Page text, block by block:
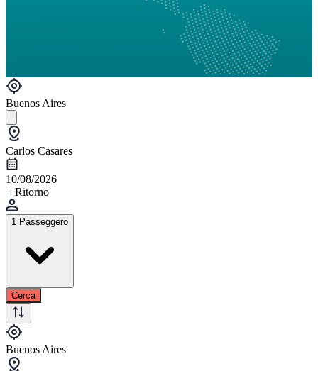
Buenos Aires
Carlos Casares
10/08/2026
+ Ritorno
1 Passeggero
Cerca
Buenos Aires